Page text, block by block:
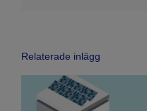
Relaterade inlägg